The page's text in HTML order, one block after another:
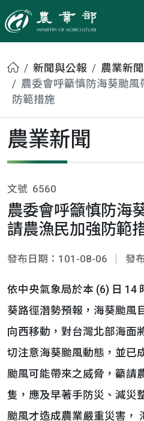
農業部
首頁新聞與公報
農業新聞
農委會呼籲慎防海葵颱
防範措施
農業新聞
文號 6560
農委會呼籲慎防海
請農漁民加強防範
發布日期：101-08-06 發
依中央氣象局於本 (6) 日 14
葵路徑潛勢預報，海葵颱風
向西移動，對台灣北部海面
切注意海葵颱風動態，並已
颱風可能帶來之威脅，籲請
隻，應及早著手防災、減災
颱風才造成農業嚴重災害，